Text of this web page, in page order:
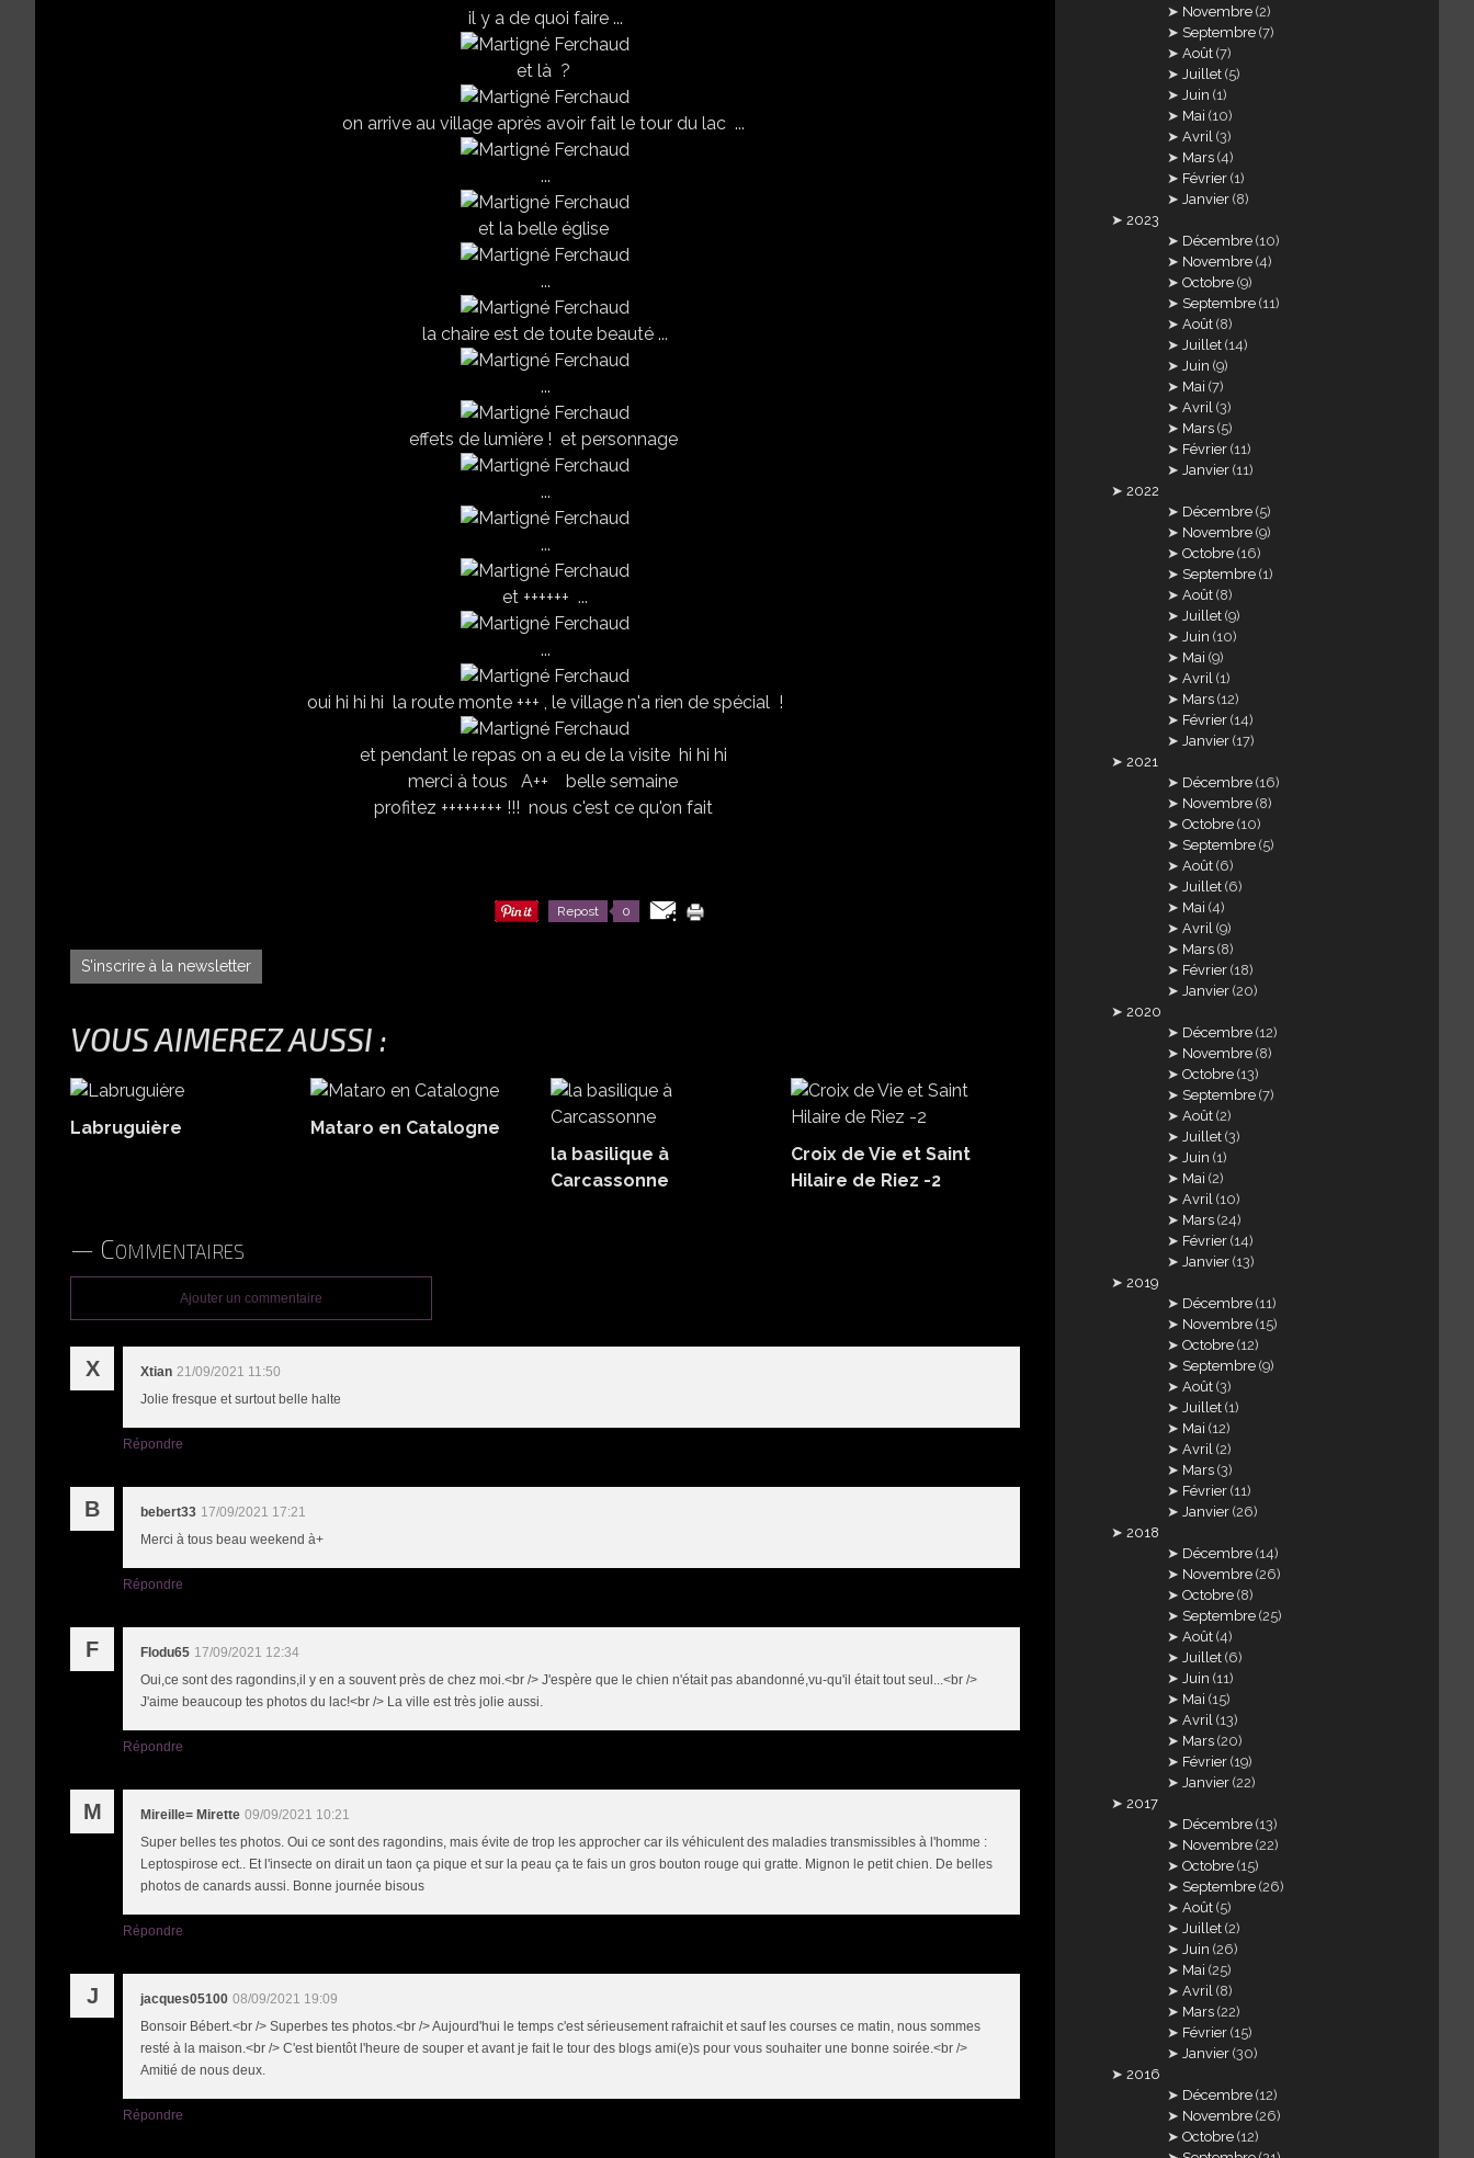
il y a de quoi faire ...
et là ?
on arrive au village après avoir fait le tour du lac ...
...
et la belle église
...
la chaire est de toute beauté ...
...
effets de lumière ! et personnage
...
...
et ++++++ ...
...
oui hi hi hi la route monte +++ , le village n'a rien de spécial !
et pendant le repas on a eu de la visite hi hi hi
merci à tous A++ belle semaine
profitez ++++++++ !!! nous c'est ce qu'on fait
Repost 0
S'inscrire à la newsletter
VOUS AIMEREZ AUSSI :
Labruguière
Mataro en Catalogne
la basilique à
Carcassonne
Croix de Vie et Saint
Hilaire de Riez -2
Commentaires
Ajouter un commentaire
X Xtian 21/09/2021 11:50
Jolie fresque et surtout belle halte
Répondre
B bebert33 17/09/2021 17:21
Merci à tous beau weekend à+
Répondre
F Flodu65 17/09/2021 12:34
Oui,ce sont des ragondins,il y en a souvent près de chez moi.<br /> J'espère que le chien n'était pas abandonné,vu-qu'il était tout seul...<br />
J'aime beaucoup tes photos du lac!<br /> La ville est très jolie aussi.
Répondre
M Mireille= Mirette 09/09/2021 10:21
Super belles tes photos. Oui ce sont des ragondins, mais évite de trop les approcher car ils véhiculent des maladies transmissibles à l'homme :
Leptospirose ect.. Et l'insecte on dirait un taon ça pique et sur la peau ça te fais un gros bouton rouge qui gratte. Mignon le petit chien. De belles
photos de canards aussi. Bonne journée bisous
Répondre
J jacques05100 08/09/2021 19:09
Bonsoir Bébert.<br /> Superbes tes photos.<br /> Aujourd'hui le temps c'est sérieusement rafraichit et sauf les courses ce matin, nous sommes
resté à la maison.<br /> C'est bientôt l'heure de souper et avant je fait le tour des blogs ami(e)s pour vous souhaiter une bonne soirée.<br />
Amitié de nous deux.
Répondre
Novembre (2)
Septembre (7)
Août (7)
Juillet (5)
Juin (1)
Mai (10)
Avril (3)
Mars (4)
Février (1)
Janvier (8)
2023
Décembre (10)
Novembre (4)
Octobre (9)
Septembre (11)
Août (8)
Juillet (14)
Juin (9)
Mai (7)
Avril (3)
Mars (5)
Février (11)
Janvier (11)
2022
Décembre (5)
Novembre (9)
Octobre (16)
Septembre (1)
Août (8)
Juillet (9)
Juin (10)
Mai (9)
Avril (1)
Mars (12)
Février (14)
Janvier (17)
2021
Décembre (16)
Novembre (8)
Octobre (10)
Septembre (5)
Août (6)
Juillet (6)
Mai (4)
Avril (9)
Mars (8)
Février (18)
Janvier (20)
2020
Décembre (12)
Novembre (8)
Octobre (13)
Septembre (7)
Août (2)
Juillet (3)
Juin (1)
Mai (2)
Avril (10)
Mars (24)
Février (14)
Janvier (13)
2019
Décembre (11)
Novembre (15)
Octobre (12)
Septembre (9)
Août (3)
Juillet (1)
Mai (12)
Avril (2)
Mars (3)
Février (11)
Janvier (26)
2018
Décembre (14)
Novembre (26)
Octobre (8)
Septembre (25)
Août (4)
Juillet (6)
Juin (11)
Mai (15)
Avril (13)
Mars (20)
Février (19)
Janvier (22)
2017
Décembre (13)
Novembre (22)
Octobre (15)
Septembre (26)
Août (5)
Juillet (2)
Juin (26)
Mai (25)
Avril (8)
Mars (22)
Février (15)
Janvier (30)
2016
Décembre (12)
Novembre (26)
Octobre (12)